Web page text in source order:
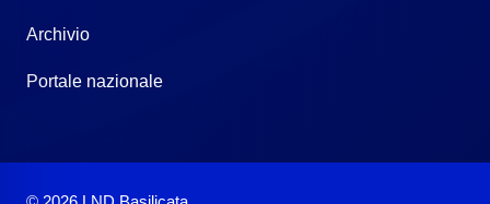
Archivio
Portale nazionale